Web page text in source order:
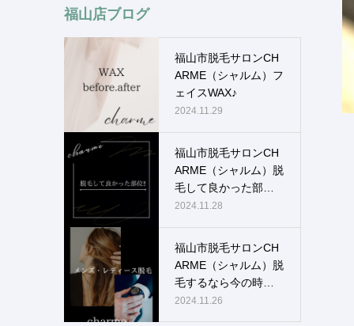
福山店ブログ
福山市脱毛サロンCH
ARME（シャルム）フ
ェイスWAX♪
2024.11.29
福山市脱毛サロンCH
ARME（シャルム）脱
毛して良かった部
位！！
2024.11.28
福山市脱毛サロンCH
ARME（シャルム）脱
毛するなら今の時
期！！
2024.11.26